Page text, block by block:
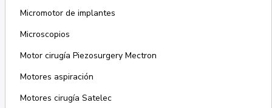
Micromotor de implantes
Microscopios
Motor cirugía Piezosurgery Mectron
Motores aspiración
Motores cirugía Satelec